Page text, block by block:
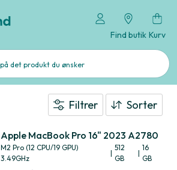
Find butik Kurv
Filtrer Sorter
Apple MacBook Pro 16" 2023 A2780
M2 Pro (12 CPU/19 GPU)
3.49GHz
|
512
GB
|
16
GB